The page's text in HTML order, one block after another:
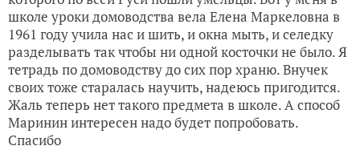
школе уроки домоводства вела Елена Маркеловна в
1961 году учила нас и шить, и окна мыть, и селедку
разделывать так чтобы ни одной косточки не было. Я
тетрадь по домоводству до сих пор храню. Внучек
своих тоже старалась научить, надеюсь пригодится.
Жаль теперь нет такого предмета в школе. А способ
Маринин интересен надо будет попробовать.
Спасибо